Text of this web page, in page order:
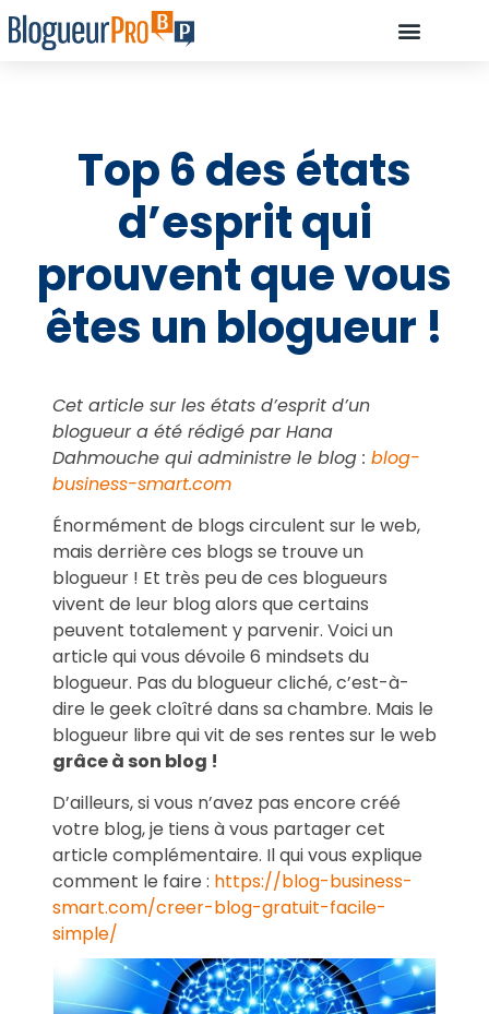
Top 6 des états
d’esprit qui
prouvent que vous
êtes un blogueur !
Cet article sur les états d’esprit d’un
blogueur a été rédigé par Hana
Dahmouche qui administre le blog : blog-
business-smart.com
Énormément de blogs circulent sur le web,
mais derrière ces blogs se trouve un
blogueur ! Et très peu de ces blogueurs
vivent de leur blog alors que certains
peuvent totalement y parvenir. Voici un
article qui vous dévoile 6 mindsets du
blogueur. Pas du blogueur cliché, c’est-à-
dire le geek cloîtré dans sa chambre. Mais le
blogueur libre qui vit de ses rentes sur le web
grâce à son blog !
D’ailleurs, si vous n’avez pas encore créé
votre blog, je tiens à vous partager cet
article complémentaire. Il qui vous explique
comment le faire : https://blog-business-
smart.com/creer-blog-gratuit-facile-
simple/